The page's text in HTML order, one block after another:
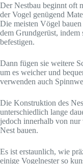
Der Nestbau beginnt oft
der Vogel genügend
Die meisten Vögel
dem Grundgerüst,
befestigen.
Dann fügen sie weitere
um es weicher und
verwenden auch
Die Konstruktion des
unterschiedlich lange
jedoch innerhalb von nur
Nest bauen.
Es ist erstaunlich, wie
einige Vogelnester so